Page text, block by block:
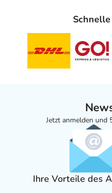
Jetzt anmelden und
Ihre Vorteile des